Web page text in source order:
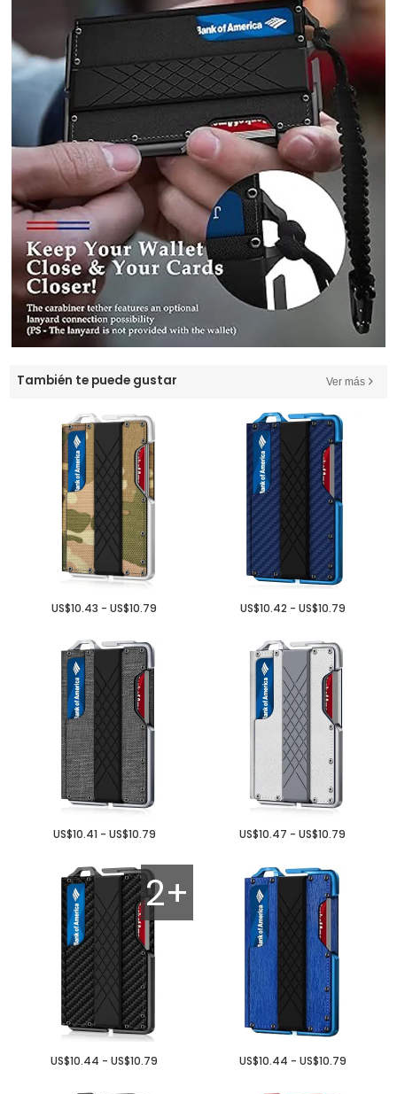
También te puede gustar Ver más
US$10.43 - US$10.79 US$10.42 - US$10.79
US$10.41 - US$10.79 US$10.47 - US$10.79
2+
US$10.44 - US$10.79 US$10.44 - US$10.79